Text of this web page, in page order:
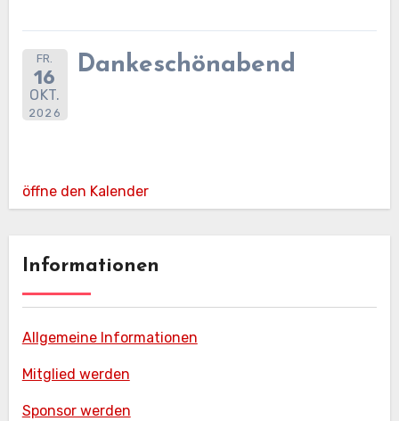
FR.
16
OKT.
2026
Dankeschönabend
öffne den Kalender
Informationen
Allgemeine Informationen
Mitglied werden
Sponsor werden